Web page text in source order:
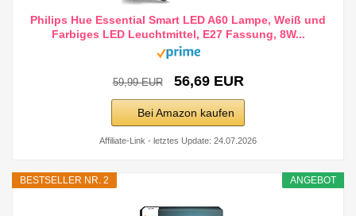
Philips Hue Essential Smart LED A60 Lampe, Weiß und
Farbiges LED Leuchtmittel, E27 Fassung, 8W...
59,99 EUR 56,69 EUR
Bei Amazon kaufen
Affiliate-Link - letztes Update: 24.07.2026
ANGEBOT
BESTSELLER NR. 2